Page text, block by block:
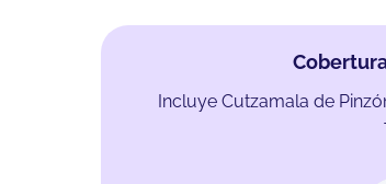
Incluye Cutzamala de